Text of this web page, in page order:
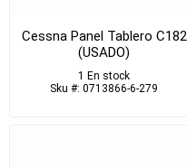
Cessna Panel Tablero C182
(USADO)
1 En stock
Sku #: 0713866-6-279